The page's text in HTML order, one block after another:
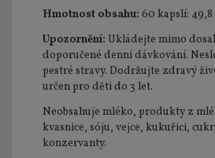
Hmotnost obsahu: 60 kapslí: 49,8
Upozornění: Ukládejte mimo
doporučené denní dávkování.
pestré stravy. Dodržujte zdravý
určen pro děti do 3 let.
Neobsahuje mléko, produkty z
kvasnice, sóju, vejce, kukuřici,
konzervanty.